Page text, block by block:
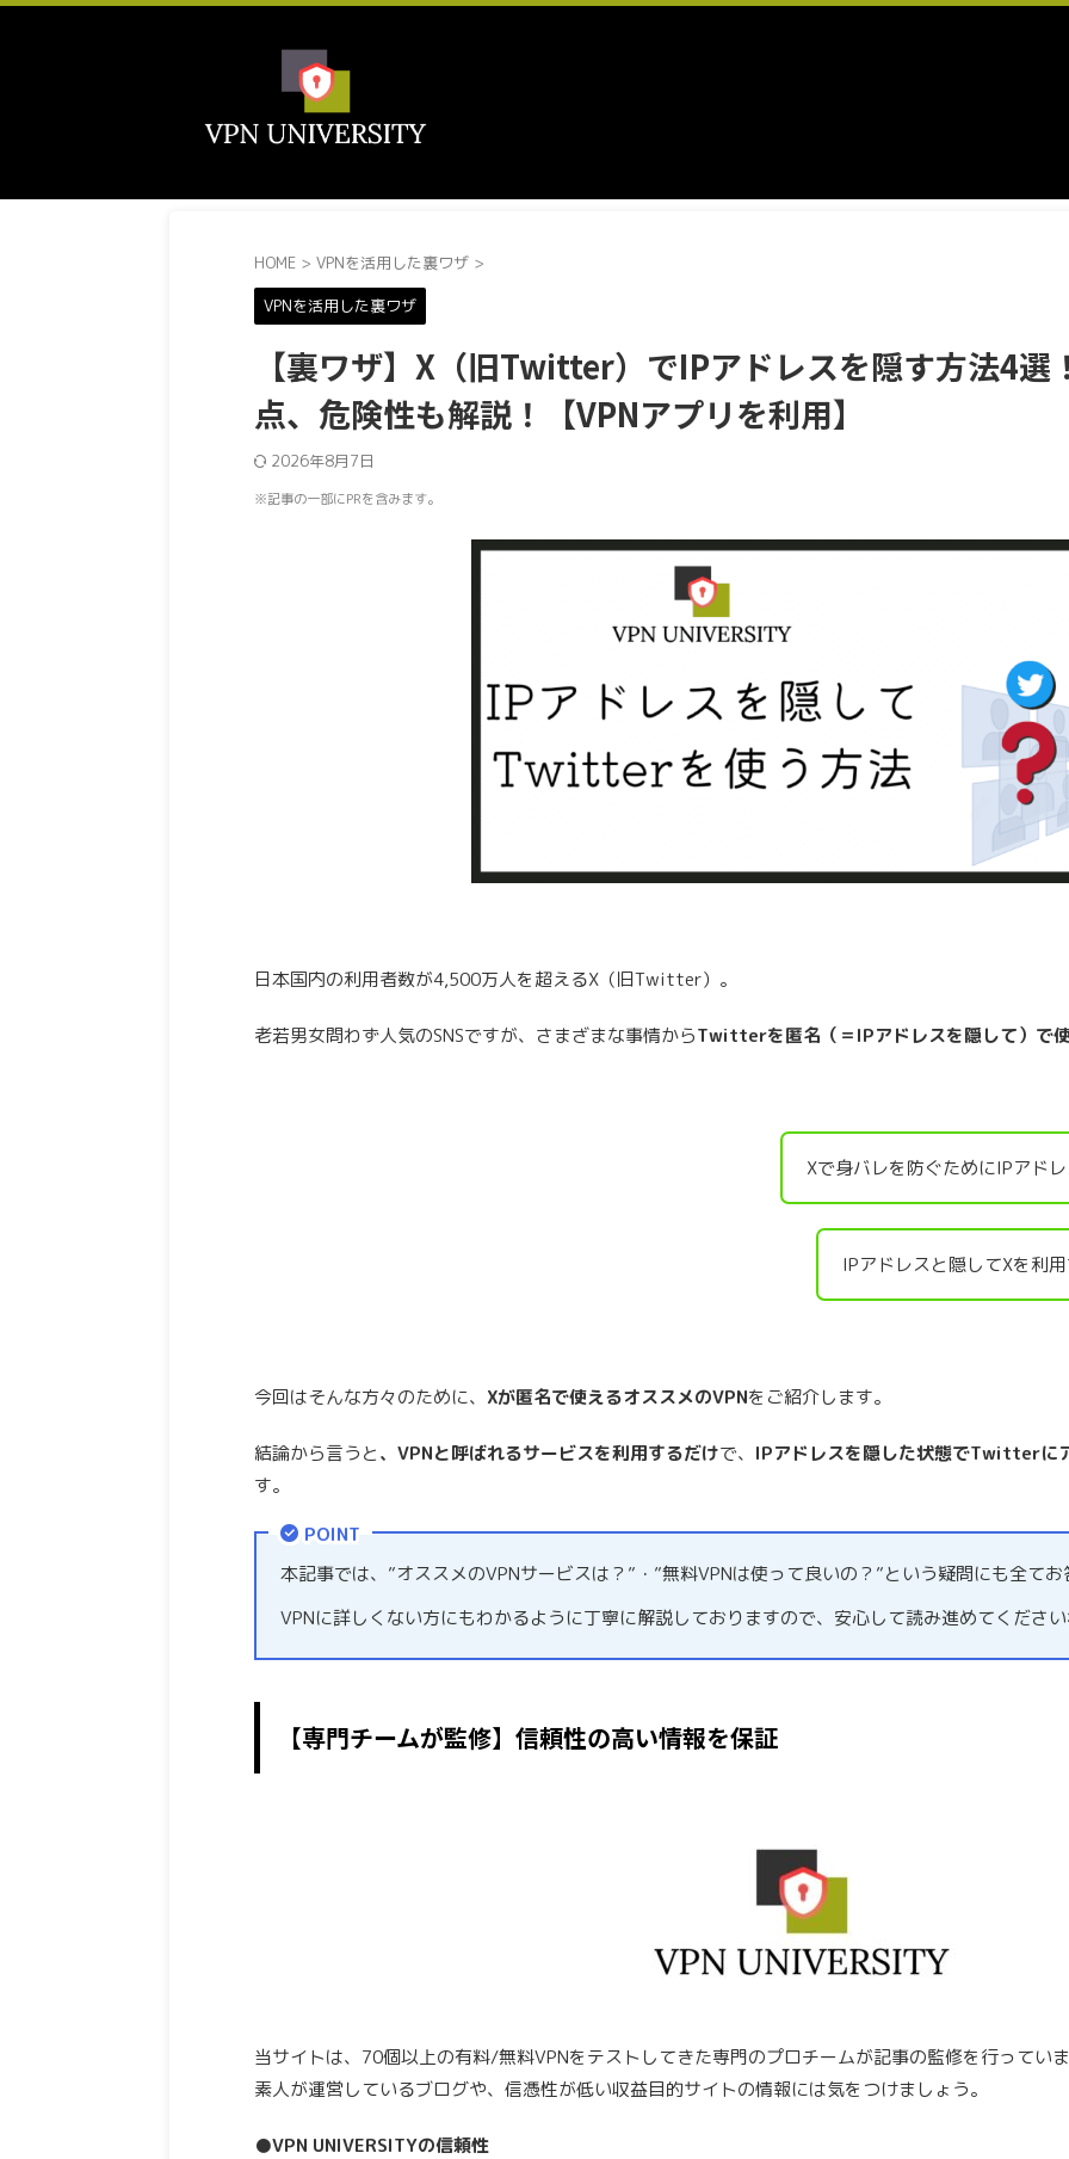
HOME > VPNを活用した裏ワザ >
VPNを活用した裏ワザ
【裏ワザ】X（旧Twitter）でIPアドレスを隠す方法4選
点、危険性も解説！【VPNアプリを利用】
2026年8月7日
※記事の一部にPRを含みます。
日本国内の利用者数が4,500万人を超えるX（旧Twitter）。
老若男女問わず人気のSNSですが、さまざまな事情からTwitterを匿名（＝IPアドレスを隠して）で
Xで身バレを防ぐためにIPアド
IPアドレスと隠してXを利
今回はそんな方々のために、 Xが匿名で使えるオススメのVPNをご紹介します。
結論から言うと、VPNと呼ばれるサービスを利用するだけで、 IPアドレスを隠した状態でTwitterに
す。
POINT
本記事では、”オススメのVPNサービスは？”・”無料VPNは使って良いの？”という疑問にも全て
VPNに詳しくない方にもわかるように丁寧に解説しておりますので、安心して読み進めてくださ
【専門チームが監修】信頼性の高い情報を保証
当サイトは、70個以上の有料/無料VPNをテストしてきた専門のプロチームが記事の監修を行ってい
素人が運営しているブログや、信憑性が低い収益目的サイトの情報には気をつけましょう。
●VPN UNIVERSITYの信頼性